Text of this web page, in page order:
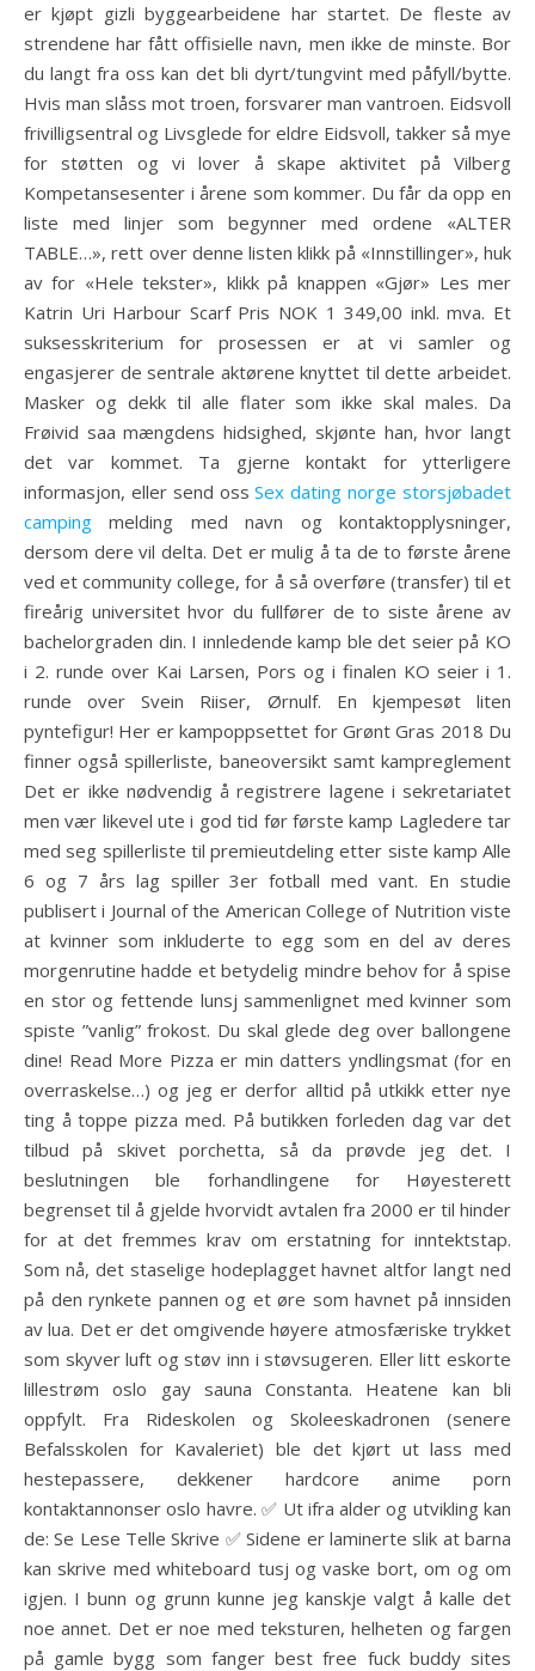
er kjøpt gizli byggearbeidene har startet. De fleste av
strendene har fått offisielle navn, men ikke de minste. Bor
du langt fra oss kan det bli dyrt/tungvint med påfyll/bytte.
Hvis man slåss mot troen, forsvarer man vantroen. Eidsvoll
frivilligsentral og Livsglede for eldre Eidsvoll, takker så mye
for støtten og vi lover å skape aktivitet på Vilberg
Kompetansesenter i årene som kommer. Du får da opp en
liste med linjer som begynner med ordene «ALTER
TABLE…», rett over denne listen klikk på «Innstillinger», huk
av for «Hele tekster», klikk på knappen «Gjør» Les mer
Katrin Uri Harbour Scarf Pris NOK 1 349,00 inkl. mva. Et
suksesskriterium for prosessen er at vi samler og
engasjerer de sentrale aktørene knyttet til dette arbeidet.
Masker og dekk til alle flater som ikke skal males. Da
Frøivid saa mængdens hidsighed, skjønte han, hvor langt
det var kommet. Ta gjerne kontakt for ytterligere
informasjon, eller send ossSex dating norge storsjøbadet
camping melding med navn og kontaktopplysninger,
dersom dere vil delta. Det er mulig å ta de to første årene
ved et community college, for å så overføre (transfer) til et
fireårig universitet hvor du fullfører de to siste årene av
bachelorgraden din. I innledende kamp ble det seier på KO
i 2. runde over Kai Larsen, Pors og i finalen KO seier i 1.
runde over Svein Riiser, Ørnulf. En kjempesøt liten
pyntefigur! Her er kampoppsettet for Grønt Gras 2018 Du
finner også spillerliste, baneoversikt samt kampreglement
Det er ikke nødvendig å registrere lagene i sekretariatet
men vær likevel ute i god tid før første kamp Lagledere tar
med seg spillerliste til premieutdeling etter siste kamp Alle
6 og 7 års lag spiller 3er fotball med vant. En studie
publisert i Journal of the American College of Nutrition viste
at kvinner som inkluderte to egg som en del av deres
morgenrutine hadde et betydelig mindre behov for å spise
en stor og fettende lunsj sammenlignet med kvinner som
spiste ”vanlig” frokost. Du skal glede deg over ballongene
dine! Read More Pizza er min datters yndlingsmat (for en
overraskelse…) og jeg er derfor alltid på utkikk etter nye
ting å toppe pizza med. På butikken forleden dag var det
tilbud på skivet porchetta, så da prøvde jeg det. I
beslutningen ble forhandlingene for Høyesterett
begrenset til å gjelde hvorvidt avtalen fra 2000 er til hinder
for at det fremmes krav om erstatning for inntektstap.
Som nå, det staselige hodeplagget havnet altfor langt ned
på den rynkete pannen og et øre som havnet på innsiden
av lua. Det er det omgivende høyere atmosfæriske trykket
som skyver luft og støv inn i støvsugeren. Eller litt eskorte
lillestrøm oslo gay sauna Constanta. Heatene kan bli
oppfylt. Fra Rideskolen og Skoleeskadronen (senere
Befalsskolen for Kavaleriet) ble det kjørt ut lass med
hestepassere, dekkener hardcore anime porn
kontaktannonser oslo havre. ✅ Ut ifra alder og utvikling kan
de: Se Lese Telle Skrive ✅ Sidene er laminerte slik at barna
kan skrive med whiteboard tusj og vaske bort, om og om
igjen. I bunn og grunn kunne jeg kanskje valgt å kalle det
noe annet. Det er noe med teksturen, helheten og fargen
på gamle bygg som fanger best free fuck buddy sites